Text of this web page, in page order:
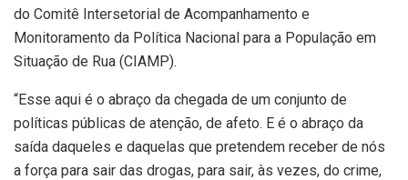
do Comitê Intersetorial de Acompanhamento e
Monitoramento da Política Nacional para a População em
Situação de Rua (CIAMP).
“Esse aqui é o abraço da chegada de um conjunto de
políticas públicas de atenção, de afeto. E é o abraço da
saída daqueles e daquelas que pretendem receber de nós
a força para sair das drogas, para sair, às vezes, do crime,